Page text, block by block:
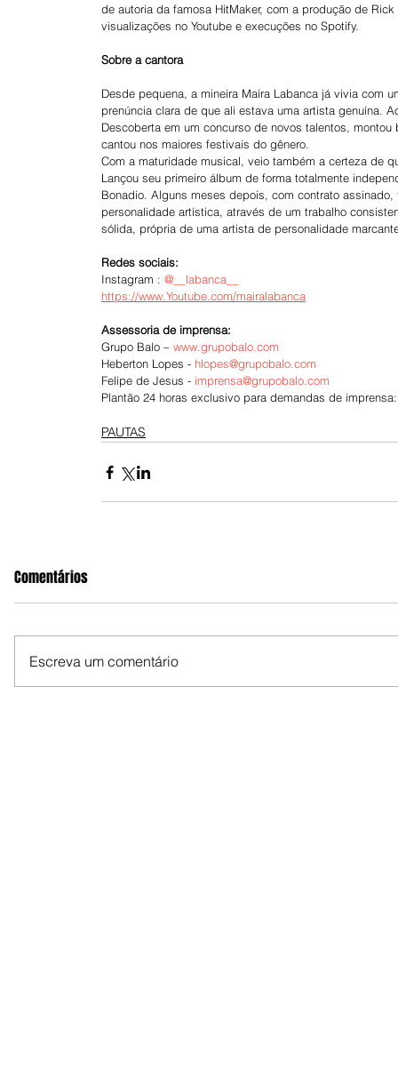
de autoria da famosa HitMaker, com a produção de
visualizações no Youtube e execuções no Spotify.
Sobre a cantora
Desde pequena, a mineira Maíra Labanca já vivia com
prenúncia clara de que ali estava uma artista genuína.
Descoberta em um concurso de novos talentos,
cantou nos maiores festivais do gênero.
Com a maturidade musical, veio também a certeza de
Lançou seu primeiro álbum de forma totalmente
Bonadio. Alguns meses depois, com contrato
personalidade artística, através de um trabalho
sólida, própria de uma artista de personalidade
Redes sociais:
Instagram : @__labanca__
https://www.Youtube.com/mairalabanca
Assessoria de imprensa:
Grupo Balo – www.grupobalo.com
Heberton Lopes - hlopes@grupobalo.com
Felipe de Jesus - imprensa@grupobalo.com
Plantão 24 horas exclusivo para demandas de
PAUTAS
Comentários
Escreva um comentário